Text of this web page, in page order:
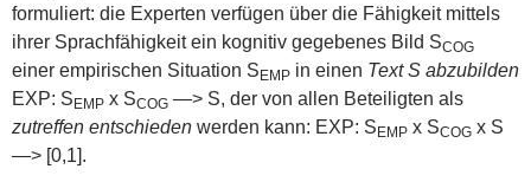
formuliert: die Experten verfügen über die Fähigkeit mittels
ihrer Sprachfähigkeit ein kognitiv gegebenes Bild SCOG
einer empirischen Situation S EMP in einen Text S abzubilden
EXP: S EMP x SCOG —> S, der von allen Beteiligten als
zutreffen entschieden werden kann: EXP: S EMP x SCOG x S
—> [0,1].